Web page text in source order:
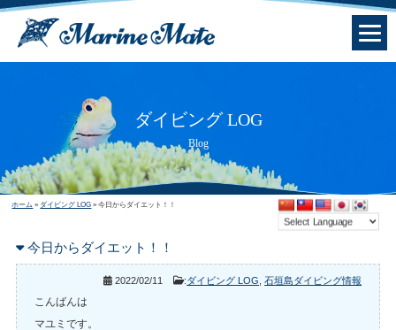
ダイビング LOG
Blog
ホーム » ダイビング LOG » 今日からダイエット！！
今日からダイエット！！
2022/02/11 :ダイビング LOG ,石垣島ダイビング情報
こんばんは
マユミです。